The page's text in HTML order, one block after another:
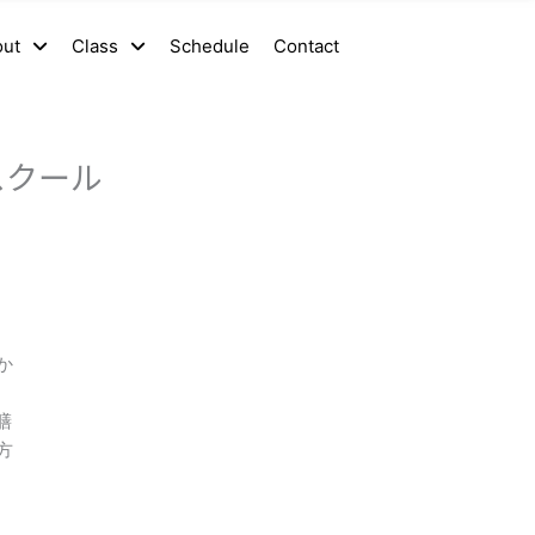
Class Schedule Contact
ール